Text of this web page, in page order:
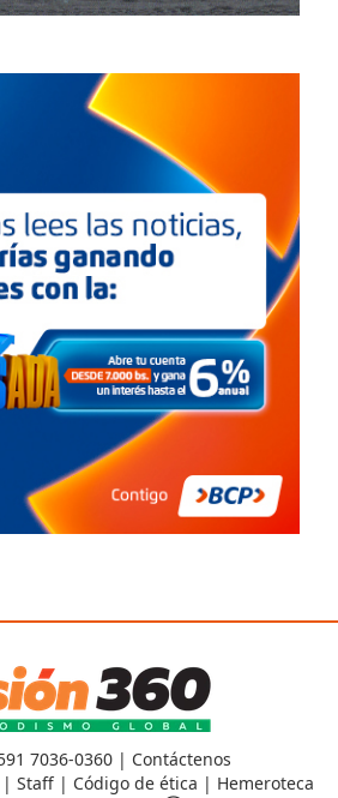
7036-0360 | Contáctenos
| Staff| Código de ética | Hemeroteca